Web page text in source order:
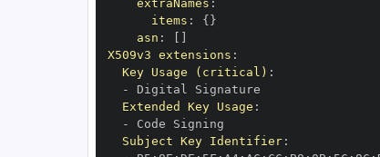
extraNames :
items : { }
asn :
X509v3 extensions :
Key Usage (critical) :
-
Extended Key Usage :
-
Subject Key Identifier: